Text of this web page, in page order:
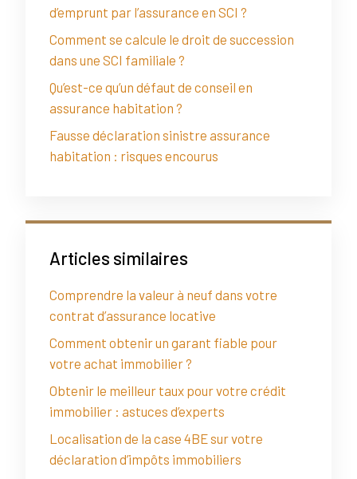
d’emprunt par l’assurance en SCI ?
Comment se calcule le droit de succession
dans une SCI familiale ?
Qu’est-ce qu’un défaut de conseil en
assurance habitation ?
Fausse déclaration sinistre assurance
habitation : risques encourus
Articles similaires
Comprendre la valeur à neuf dans votre
contrat d’assurance locative
Comment obtenir un garant fiable pour
votre achat immobilier ?
Obtenir le meilleur taux pour votre crédit
immobilier : astuces d’experts
Localisation de la case 4BE sur votre
déclaration d’impôts immobiliers